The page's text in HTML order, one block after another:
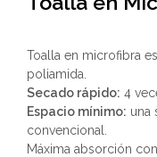
Toalla en microfibra
poliamida.
Secado rápido: 4
Espacio mínimo: una
convencional.
Máxima absorción